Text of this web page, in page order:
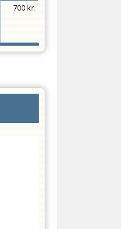
700 kr.